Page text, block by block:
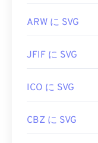
ARW に SVG
JFIF に SVG
ICO に SVG
CBZ に SVG